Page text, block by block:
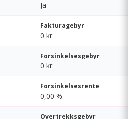
Ja
Fakturagebyr
0 kr
Forsinkelsesgebyr
0 kr
Forsinkelsesrente
0,00 %
Overtrekksgebyr